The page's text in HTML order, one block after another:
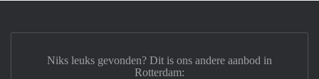
Niks leuks gevonden? Dit is ons andere aanbod in
Rotterdam: